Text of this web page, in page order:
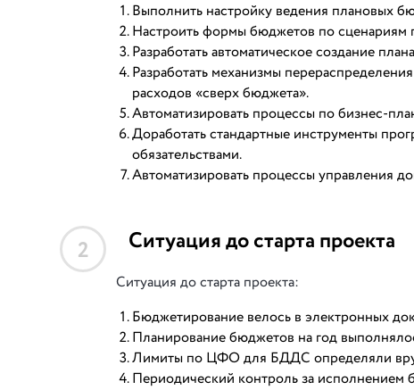
Выполнить настройку ведения плановых
Настроить формы бюджетов по сценариям
Разработать автоматическое создание
Разработать механизмы
расходов «сверх бюджета».
Автоматизировать процессы по бизнес-
Доработать стандартные инструменты
обязательствами.
Автоматизировать процессы управления
2 Ситуация до старта проекта
Ситуация до старта проекта:
Бюджетирование велось в электронных
Планирование бюджетов на год
Лимиты по ЦФО для БДДС определяли
Периодический контроль за исполнением